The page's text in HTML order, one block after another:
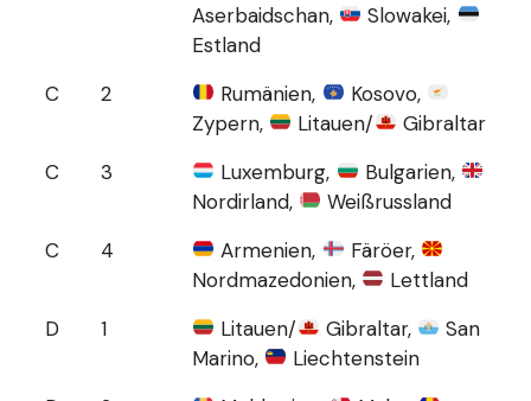
Aserbaidschan,
Slowakei,
Estland
C
2 Rumänien,
Kosovo,
Zypern,
Litauen/
Gibraltar
C
3 Luxemburg,
Bulgarien,
Nordirland,
Weißrussland
C
4 Armenien,
Färöer,
Nordmazedonien,
Lettland
D
1 Litauen/ Gibraltar,
San
Marino,
Liechtenstein